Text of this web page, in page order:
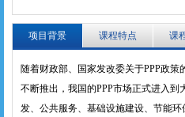
密 码
登录
密 码
确认密码
项目背景 课程特点 课
随着财政部、国家发改委关于PPP政策
不断推出，我国的PPP市场正式进入
发、公共服务、基础设施建设、节能